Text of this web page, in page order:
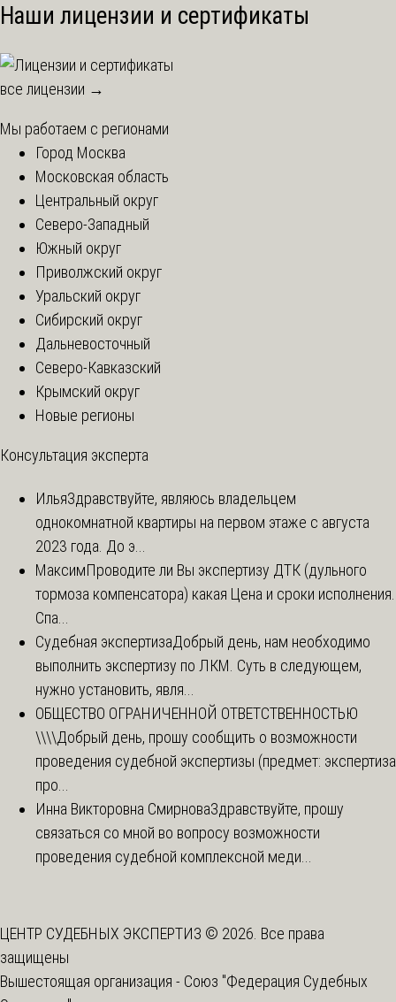
Наши лицензии и сертификаты
все лицензии →
Мы работаем с регионами
Город Москва
Московская область
Центральный округ
Северо-Западный
Южный округ
Приволжский округ
Уральский округ
Сибирский округ
Дальневосточный
Северо-Кавказский
Крымский округ
Новые регионы
Консультация эксперта
ИльяЗдравствуйте, являюсь владельцем
однокомнатной квартиры на первом этаже с августа
2023 года. До э...
МаксимПроводите ли Вы экспертизу ДТК (дульного
тормоза компенсатора) какая Цена и сроки исполнения.
Спа...
Судебная экспертизаДобрый день, нам необходимо
выполнить экспертизу по ЛКМ. Суть в следующем,
нужно установить, явля...
ОБЩЕСТВО ОГРАНИЧЕННОЙ ОТВЕТСТВЕННОСТЬЮ
\\\\Добрый день, прошу сообщить о возможности
проведения судебной экспертизы (предмет: экспертиза
про...
Инна Викторовна СмирноваЗдравствуйте, прошу
связаться со мной во вопросу возможности
проведения судебной комплексной меди...
ЦЕНТР СУДЕБНЫХ ЭКСПЕРТИЗ © 2026. Все права
защищены
Вышестоящая организация - Союз "Федерация Судебных